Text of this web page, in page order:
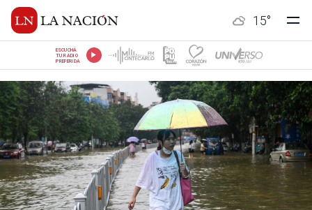
15°
ESCUCHÁ
TU RADIO
PREFERIDA